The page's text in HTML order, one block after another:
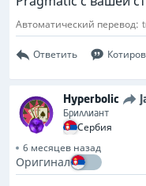
Автоматический перевод:
Ответить
Hyperbolic
Бриллиант
Сербия
6 месяцев назад
Оригинал